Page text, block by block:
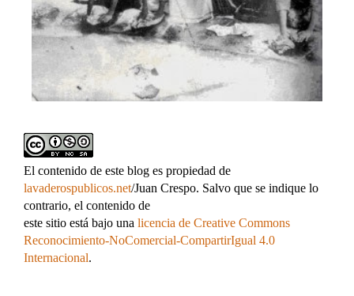
El contenido de este blog es propiedad de
lavaderospublicos.net/Juan Crespo. Salvo que se indique lo
contrario, el contenido de
este sitio está bajo una licencia de Creative Commons
Reconocimiento-NoComercial-CompartirIgual 4.0
Internacional.